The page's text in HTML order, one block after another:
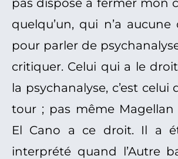
pas disposé à fermer mon
quelqu’un, qui n’a
pour parler de
critiquer. Celui qui a le
la psychanalyse, c’est celui
tour ; pas même Magellan
El Cano a ce droit. Il a
interprété quand l’Autre